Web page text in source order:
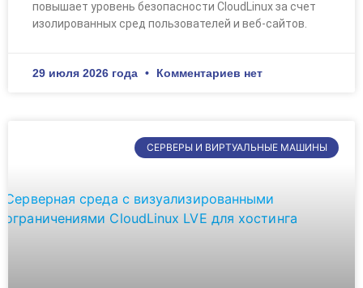
повышает уровень безопасности CloudLinux за счет
изолированных сред пользователей и веб-сайтов.
29 июля 2026 года Комментариев нет
СЕРВЕРЫ И ВИРТУАЛЬНЫЕ МАШИНЫ